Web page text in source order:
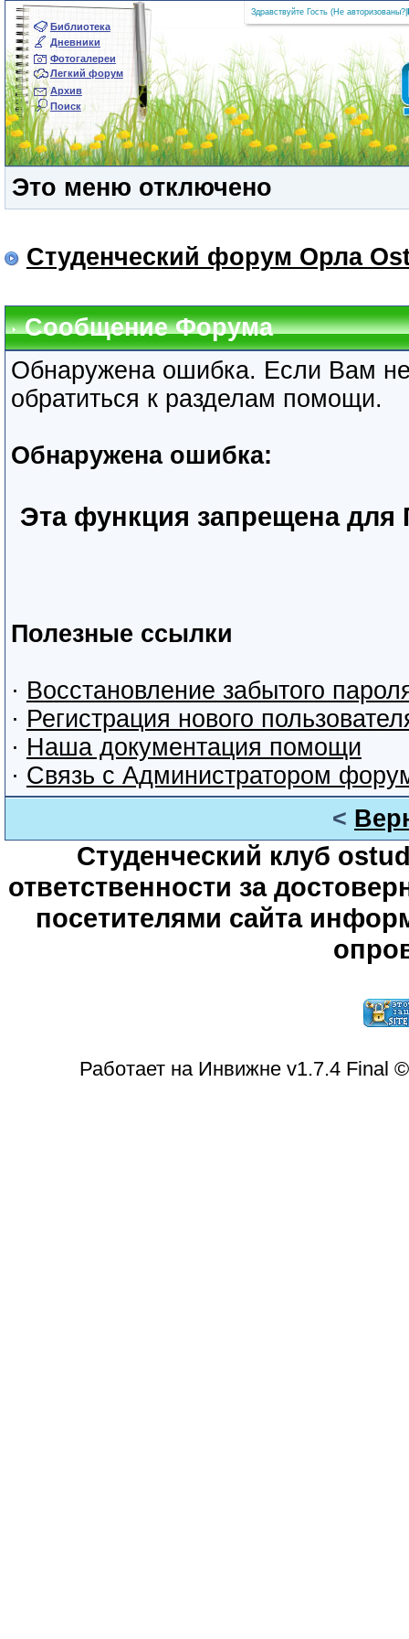
Библиотека
Дневники
Фотогалереи
Легкий форум
Архив
Поиск
Здравствуйте Гость (Не авторизованы?
Это меню отключено
Студенческий форум Орла
Сообщение Форума
Обнаружена ошибка. Если Вам
обратиться к разделам помощи.
Обнаружена ошибка:
Эта функция запрещена для
Полезные ссылки
· Восстановление забытого
· Регистрация нового
· Наша документация помощи
· Связь с Администратором
<
Студенческий клуб
ответственности за
посетителями сайта
Работает на Инвижне v1.7.4 Final